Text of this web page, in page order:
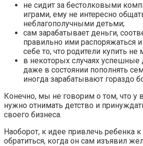
не сидит за бестолковыми
играми, ему не интересно
неблагополучными детьми;
сам зарабатывает деньги,
правильно ими распоряжаться
себе то, что родители купить не
в некоторых случаях
даже в состоянии пополнять
иногда зарабатывают гораздо
Конечно, мы не говорим о том, что у
нужно отнимать детство и
своего бизнеса.
Наоборот, к идее привлечь ребенка
обратиться, когда он сам изъявил